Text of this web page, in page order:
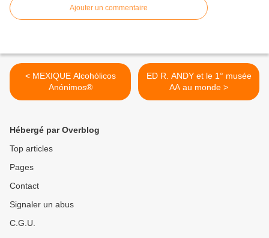
Ajouter un commentaire
< MEXIQUE Alcohólicos
Anónimos®
ED R. ANDY et le 1° musée
AA au monde >
Hébergé par Overblog
Top articles
Pages
Contact
Signaler un abus
C.G.U.